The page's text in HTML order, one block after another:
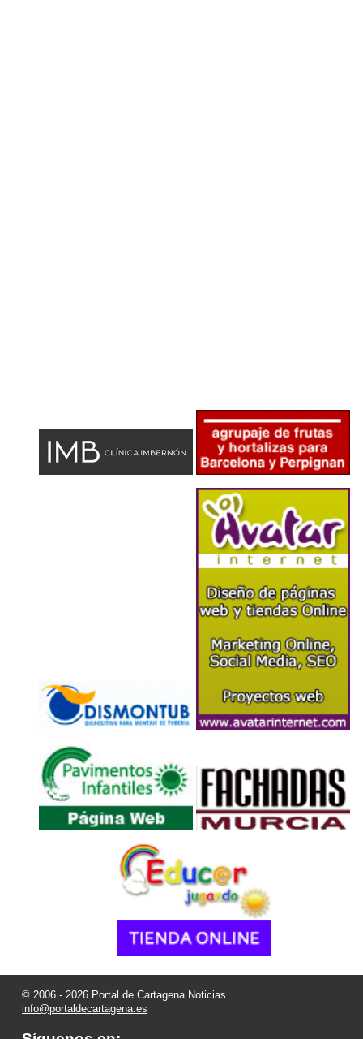
© 2006 - 2026 Portal de Cartagena Noticias
info@portaldecartagena.es